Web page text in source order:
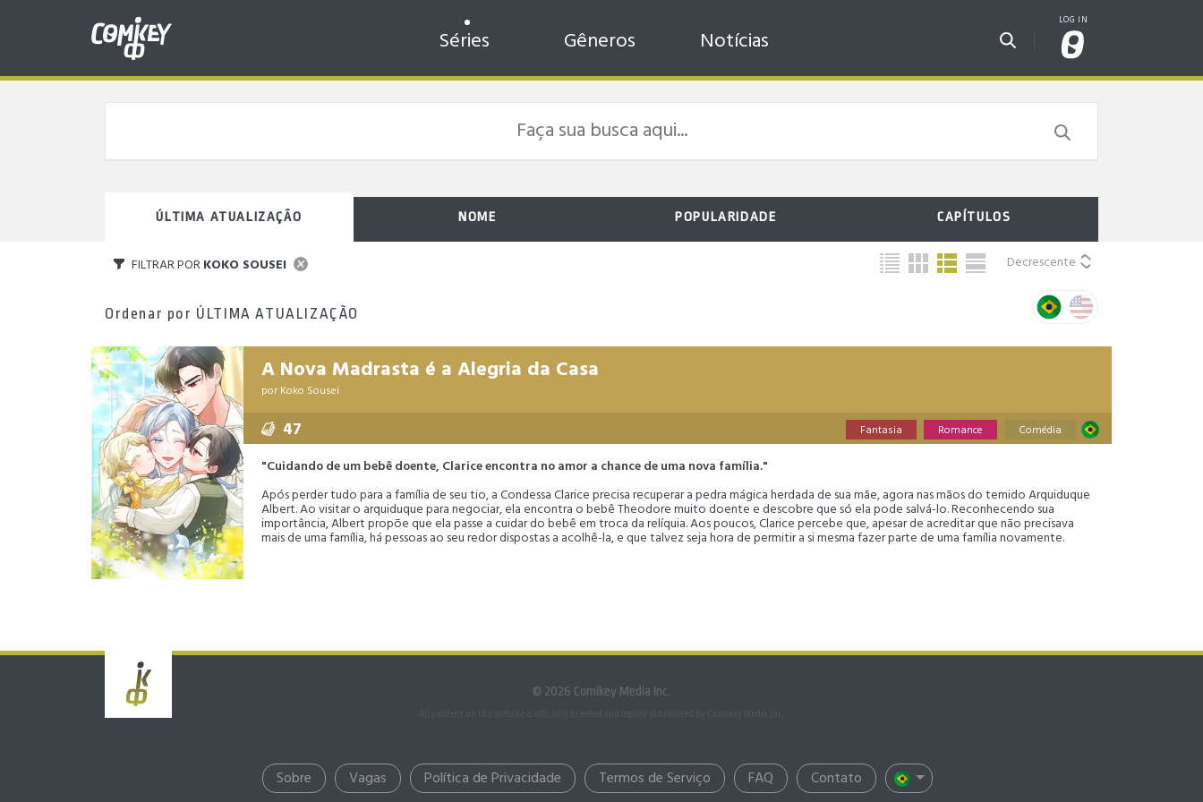
Séries Gêneros Notícias
ÚLTIMA ATUALIZAÇÃO NOME POPULARIDADE CAPÍTULOS
Decrescente
FILTRAR PORKOKO SOUSEI
Ordenar por ÚLTIMA ATUALIZAÇÃO
A Nova Madrasta é a Alegria da Casa
por Koko Sousei
47 Fantasia Romance Comédia
"Cuidando de um bebê doente, Clarice encontra no amor a chance de uma nova família."
Após perder tudo para a família de seu tio, a Condessa Clarice precisa recuperar a pedra mágica herdada de sua mãe, agora nas mãos do temido Arquiduque
Albert. Ao visitar o arquiduque para negociar, ela encontra o bebê Theodore muito doente e descobre que só ela pode salvá-lo. Reconhecendo sua
importância, Albert propõe que ela passe a cuidar do bebê em troca da relíquia. Aos poucos, Clarice percebe que, apesar de acreditar que não precisava
mais de uma família, há pessoas ao seu redor dispostas a acolhê-la, e que talvez seja hora de permitir a si mesma fazer parte de uma família novamente.
© 2026 Comikey Media Inc.
Sobre Vagas Política de Privacidade Termos de Serviço FAQ Contato